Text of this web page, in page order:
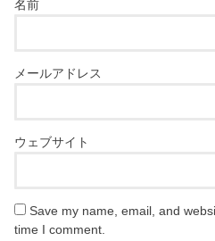
名前
メールアドレス
ウェブサイト
Save my name, email, and
time I comment.